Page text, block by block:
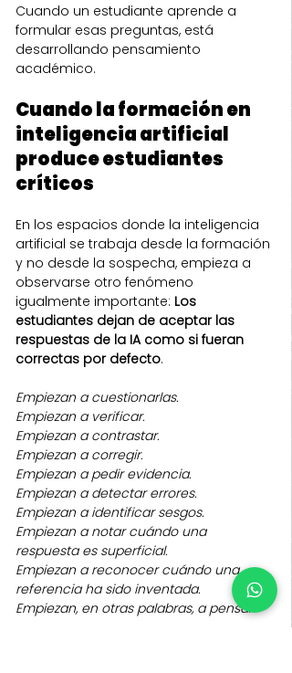
Cuando un estudiante aprende a
formular esas preguntas, está
desarrollando pensamiento
académico.
Cuando la formación en
inteligencia artificial
produce estudiantes
críticos
En los espacios donde la inteligencia
artificial se trabaja desde la formación
y no desde la sospecha, empieza a
observarse otro fenómeno
igualmente importante: Los
estudiantes dejan de aceptar las
respuestas de la IA como si fueran
correctas por defecto.
Empiezan a cuestionarlas.
Empiezan a verificar.
Empiezan a contrastar.
Empiezan a corregir.
Empiezan a pedir evidencia.
Empiezan a detectar errores.
Empiezan a identificar sesgos.
Empiezan a notar cuándo una
respuesta es superficial.
Empiezan a reconocer cuándo una
referencia ha sido inventada.
Empiezan, en otras palabras, a pensar.